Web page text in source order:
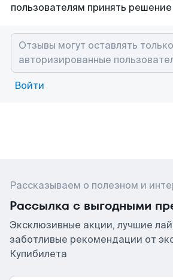
пользователям принять решение
Войти
Рассказываем о полезном и
Рассылка с выгодными
Эксклюзивные акции, лучшие
заботливые рекомендации от
Купибилета